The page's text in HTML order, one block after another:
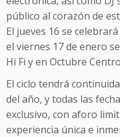
público al corazón de
El jueves 16 se
el viernes 17 de enero
Hi Fi y en Octubre
El ciclo tendrá
del año, y todas las
exclusivo, con aforo
experiencia única e